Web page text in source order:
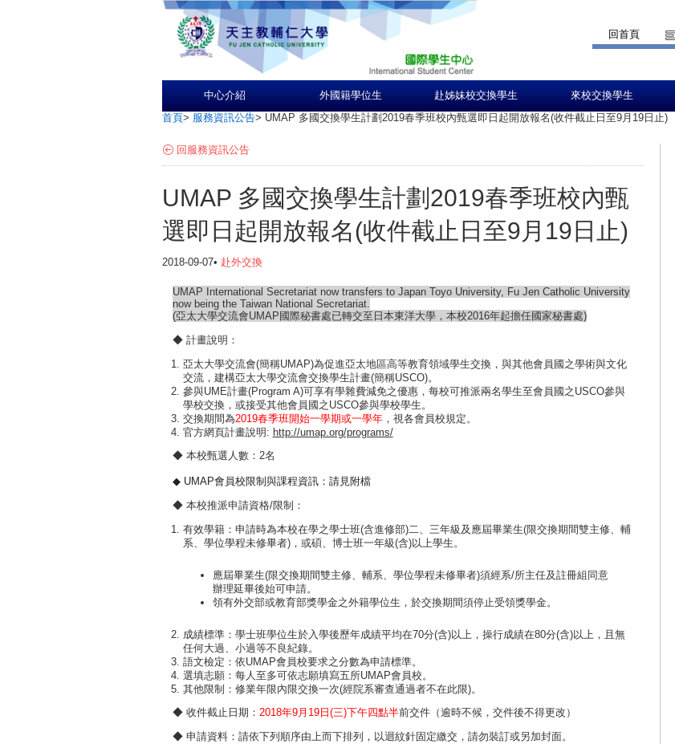
回首頁
中心介紹 外國籍學位生 赴姊妹校交換學生 來校交換學生
首頁> 服務資訊公告> UMAP 多國交換學生計劃2019春季班校內甄選即日起開放報名(收件截止日至9月19日止)
回服務資訊公告
UMAP 多國交換學生計劃2019春季班校內甄
選即日起開放報名(收件截止日至9月19日止)
2018-09-07• 赴外交換
UMAP International Secretariat now transfers to Japan Toyo University, Fu Jen Catholic University
now being the Taiwan National Secretariat.
(亞太大學交流會UMAP國際秘書處已轉交至 日本東洋大學，本校2016年起擔任國家秘書處)
◆ 計畫說明：
亞太大學交流會(簡稱UMAP)為促進亞太地區高等教育領域學生交換，與其他會員國之學術與文化
交流，建構亞太大學交流會交換學生計畫(簡稱USCO)。
參與UME計畫(Program A)可享有學雜費減免之優惠，每校可推派兩名學生至會員國之USCO參與
學校交換，或接受其他會員國之USCO參與學校學生。
交換期間為2019春季班開始一學期或一學年，視各會員校規定。
官方網頁計畫說明: http://umap.org/programs/
◆ 本校甄選人數：2名
◆ UMAP會員校限制與課程資訊：請見附檔
◆ 本校推派申請資格/限制：
有效學籍：申請時為本校在學之學士班(含進修部)二、三年級及應屆畢業生(限交換期間雙主修、輔
系、學位學程未修畢者)，或碩、博士班一年級(含)以上學生。
應屆畢業生(限交換期間雙主修、輔系、學位學程未修畢者)須經系/所主任及註冊組同意
辦理延畢後始可申請。
領有外交部或教育部獎學金之外籍學位生，於交換期間須停止受領獎學金。
成績標準：學士班學位生於入學後歷年成績平均在70分(含)以上，操行成績在80分(含)以上，且無
任何大過、小過等不良紀錄。
語文檢定：依UMAP會員校要求之分數為申請標準。
選填志願：每人至多可依志願填寫五所UMAP會員校。
其他限制：修業年限內限交換一次(經院系審查通過者不在此限)。
◆ 收件截止日期： 2018年9月19日(三)下午四點半前交件（逾時不候，交件後不得更改）
◆ 申請資料：請依下列順序由上而下排列，以迴紋針固定繳交，請勿裝訂或另加封面。